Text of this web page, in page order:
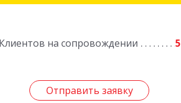
Клиентов на сопровождении 5
Отправить заявку
Отправить заявку